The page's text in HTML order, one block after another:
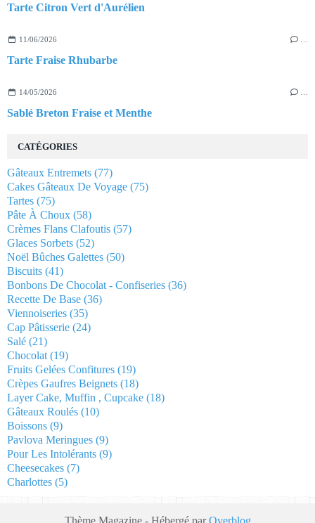
Tarte Citron Vert d'Aurélien
11/06/2026
Tarte Fraise Rhubarbe
14/05/2026
Sablé Breton Fraise et Menthe
CATÉGORIES
Gâteaux Entremets (77)
Cakes Gâteaux De Voyage (75)
Tartes (75)
Pâte À Choux (58)
Crèmes Flans Clafoutis (57)
Glaces Sorbets (52)
Noël Bûches Galettes (50)
Biscuits (41)
Bonbons De Chocolat - Confiseries (36)
Recette De Base (36)
Viennoiseries (35)
Cap Pâtisserie (24)
Salé (21)
Chocolat (19)
Fruits Gelées Confitures (19)
Crèpes Gaufres Beignets (18)
Layer Cake, Muffin , Cupcake (18)
Gâteaux Roulés (10)
Boissons (9)
Pavlova Meringues (9)
Pour Les Intolérants (9)
Cheesecakes (7)
Charlottes (5)
Thème Magazine - Hébergé parOverblog